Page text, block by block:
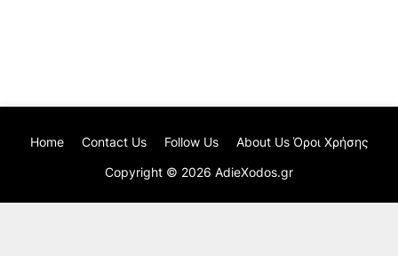
Copyright © 2026 AdieXodos.gr
Home Contact Us Follow Us About Us Όροι Χρήσης